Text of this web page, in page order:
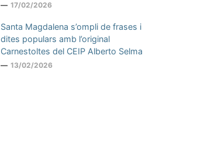
17/02/2026
Santa Magdalena s’ompli de frases i
dites populars amb l’original
Carnestoltes del CEIP Alberto Selma
13/02/2026